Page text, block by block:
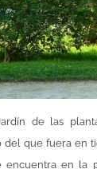
de las
del que fuera en
en la